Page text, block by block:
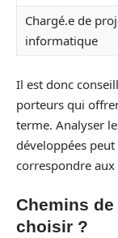
Chargé.e de
informatique
Il est donc
porteurs qui
terme. Analyser
développées
correspondre
Chemins
choisir ?